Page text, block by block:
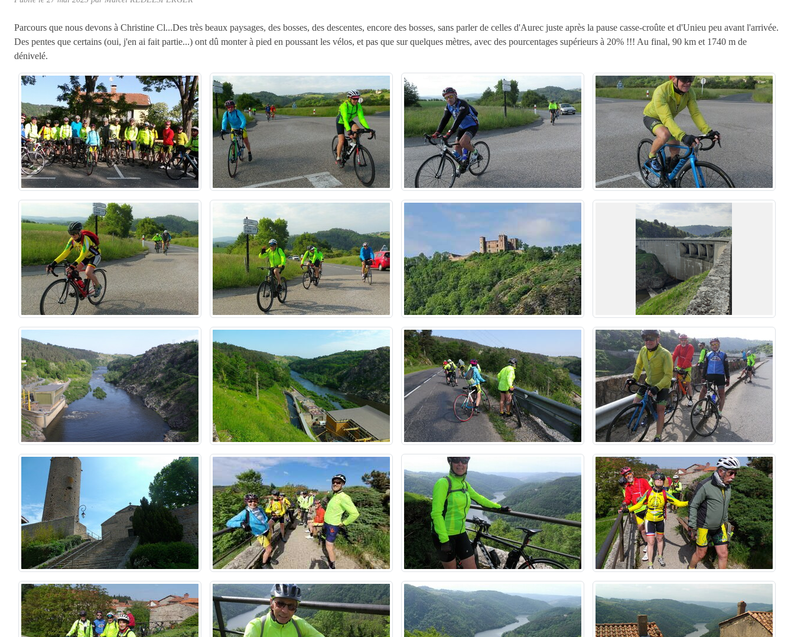
Parcours que nous devons à Christine Cl...Des très beaux paysages, des bosses, des descentes, encore des bosses, sans parler de celles d'Aurec juste après la pause casse-croûte et d'Unieu peu avant l'arrivée.
Des pentes que certains (oui, j'en ai fait partie...) ont dû monter à pied en poussant les vélos, et pas que sur quelques mètres, avec des pourcentages supérieurs à 20% !!! Au final, 90 km et 1740 m de
dénivelé.